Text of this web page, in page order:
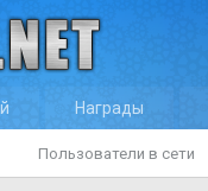
Пользователи в сети
Награды